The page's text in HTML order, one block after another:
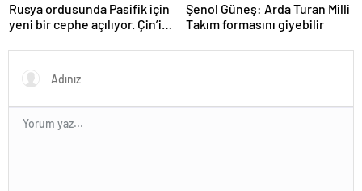
Rusya ordusunda Pasifik için
yeni bir cephe açılıyor. Çin’in
Şenol Güneş: Arda Turan Milli
Takım formasını giyebilir